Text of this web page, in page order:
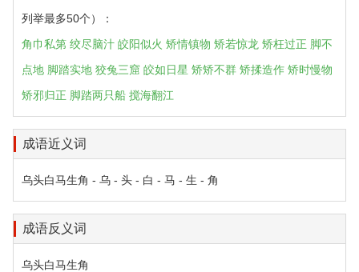
列举最多50个）：
角巾私第 绞尽脑汁 皎阳似火 矫情镇物 矫若惊龙 矫枉过正 脚不
点地 脚踏实地 狡兔三窟 皎如日星 矫矫不群 矫揉造作 矫时慢物
矫邪归正 脚踏两只船 搅海翻江
成语近义词
乌头白马生角 - 乌 - 头 - 白 - 马 - 生 - 角
成语反义词
乌头白马生角